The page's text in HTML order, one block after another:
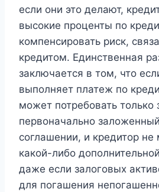
если они это делают,
высокие проценты по
компенсировать риск,
кредитом. Единственная
заключается в том, что
выполняет платеж по
может потребовать только
первоначально
соглашении, и кредитор
какой-либо
даже если залоговых
для погашения